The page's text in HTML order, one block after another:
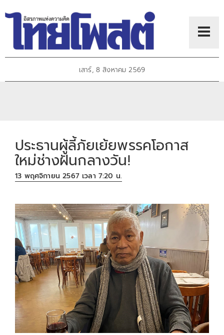
เสาร์, 8 สิงหาคม 2569
ประธานผู้ลี้ภัยเย้ยพรรคโอกาส
ใหม่ช่างฝันกลางวัน!
13 พฤศจิกายน 2567 เวลา 7:20 น.